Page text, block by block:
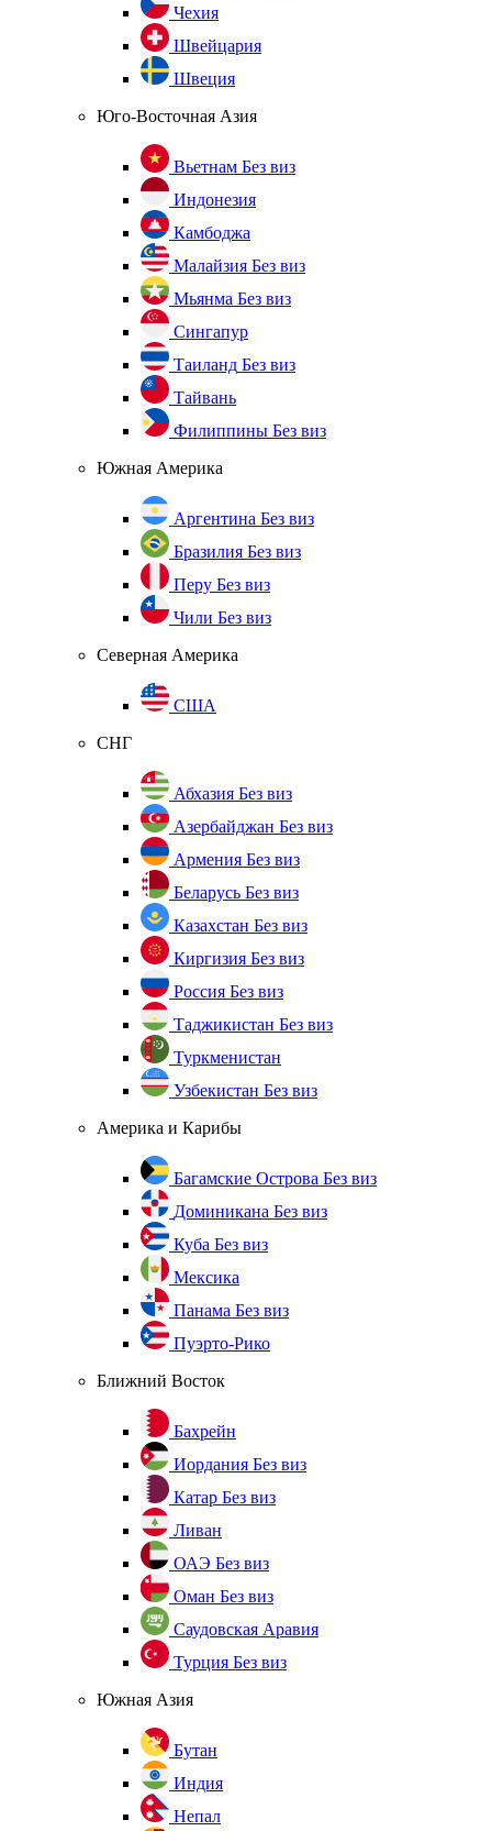
Чехия
Швейцария
Швеция
Юго-Восточная Азия
Вьетнам Без виз
Индонезия
Камбоджа
Малайзия Без виз
Мьянма Без виз
Сингапур
Таиланд Без виз
Тайвань
Филиппины Без виз
Южная Америка
Аргентина Без виз
Бразилия Без виз
Перу Без виз
Чили Без виз
Северная Америка
США
СНГ
Абхазия Без виз
Азербайджан Без виз
Армения Без виз
Беларусь Без виз
Казахстан Без виз
Киргизия Без виз
Россия Без виз
Таджикистан Без виз
Туркменистан
Узбекистан Без виз
Америка и Карибы
Багамские Острова Без виз
Доминикана Без виз
Куба Без виз
Мексика
Панама Без виз
Пуэрто-Рико
Ближний Восток
Бахрейн
Иордания Без виз
Катар Без виз
Ливан
ОАЭ Без виз
Оман Без виз
Саудовская Аравия
Турция Без виз
Южная Азия
Бутан
Индия
Непал